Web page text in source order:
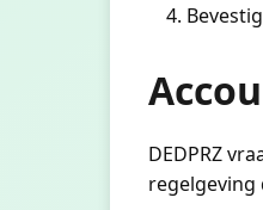
DEDPRZ
regelgeving